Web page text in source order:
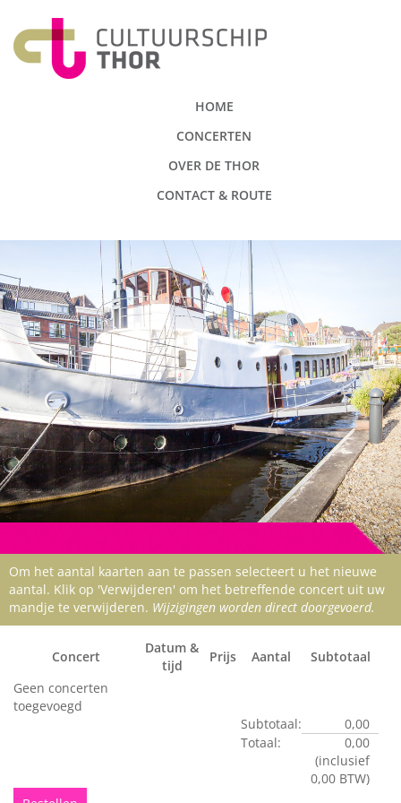
HOME
CONCERTEN
OVER DE THOR
CONTACT & ROUTE
Om het aantal kaarten aan te passen selecteert u het nieuwe
aantal. Klik op 'Verwijderen' om het betreffende concert uit uw
mandje te verwijderen. Wijzigingen worden direct doorgevoerd.
Concert
Datum &
tijd
Prijs Aantal
Subtotaal
Geen concerten
toegevoegd
Subtotaal:
0,00
Totaal:
0,00
(inclusief
0,00 BTW)